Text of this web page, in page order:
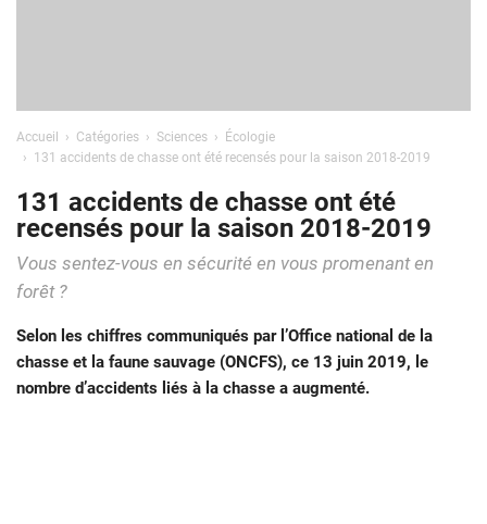
Accueil Catégories Sciences
Écologie
131 accidents de chasse ont été recensés pour la saison 2018-2019
131 accidents de chasse ont été
recensés pour la saison 2018-2019
Vous sentez-vous en sécurité en vous promenant en
forêt ?
Selon les chiffres communiqués par l’Office national de la
chasse et la faune sauvage (ONCFS), ce 13 juin 2019, le
nombre d’accidents liés à la chasse a augmenté.